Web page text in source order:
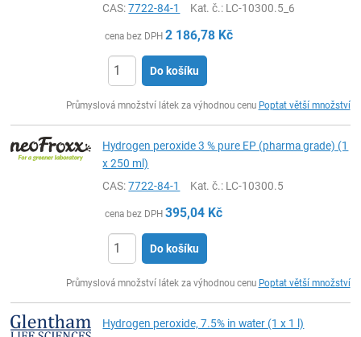
CAS:7722-84-1 Kat. č.: LC-10300.5_6
cena bez DPH 2 186,78 Kč
Do košíku
Průmyslová množství látek za výhodnou cenu Poptat větší množství
Hydrogen peroxide 3 % pure EP (pharma grade) (1
x 250 ml)
CAS:7722-84-1 Kat. č.: LC-10300.5
cena bez DPH 395,04 Kč
Do košíku
Průmyslová množství látek za výhodnou cenu Poptat větší množství
Hydrogen peroxide, 7.5% in water (1 x 1 l)